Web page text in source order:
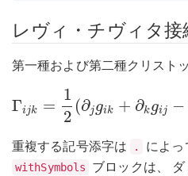
レヴィ・チヴィタ接
第一種および第二種クリスト
Γijk =
1
2
(∂jgik + ∂kgij −
Γijk=12( ∂jgik+∂ kgi
重複する記号添字は . によっ
withSymbols
ブロックは、